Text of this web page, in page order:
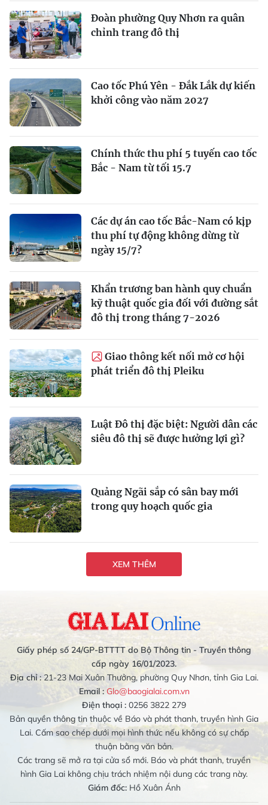
Đoàn phường Quy Nhơn ra quân
chỉnh trang đô thị
Cao tốc Phú Yên - Đắk Lắk dự kiến
khởi công vào năm 2027
Chính thức thu phí 5 tuyến cao tốc
Bắc - Nam từ tối 15.7
Các dự án cao tốc Bắc-Nam có kịp
thu phí tự động không dừng từ
ngày 15/7?
Khẩn trương ban hành quy chuẩn
kỹ thuật quốc gia đối với đường sắt
đô thị trong tháng 7-2026
Giao thông kết nối mở cơ hội
phát triển đô thị Pleiku
Luật Đô thị đặc biệt: Người dân các
siêu đô thị sẽ được hưởng lợi gì?
Quảng Ngãi sắp có sân bay mới
trong quy hoạch quốc gia
XEM THÊM
Giấy phép số 24/GP-BTTTT do Bộ Thông tin - Truyền thông
cấp ngày 16/01/2023.
Địa chỉ :21-23 Mai Xuân Thưởng, phường Quy Nhơn, tỉnh Gia Lai.
Email : Glo@baogialai.com.vn
Điện thoại : 0256 3822 279
Bản quyền thông tin thuộc về Báo và phát thanh, truyền hình Gia
Lai. Cấm sao chép dưới mọi hình thức nếu không có sự chấp
thuận bằng văn bản.
Các trang sẽ mở ra tại cửa sổ mới. Báo và phát thanh, truyền
hình Gia Lai không chịu trách nhiệm nội dung các trang này.
Giám đốc:Hồ Xuân Ánh